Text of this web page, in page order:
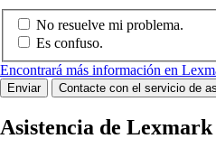
No resuelve mi problema.
Es confuso.
Encontrará más información en
Enviar Contacte con el servicio de
Asistencia de Lexmark